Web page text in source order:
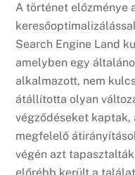
A történet előzménye
Search Engine Land
amelyben egy
alkalmazott, nem
átállította olyan
végződéseket kaptak,
megfelelő
végén azt